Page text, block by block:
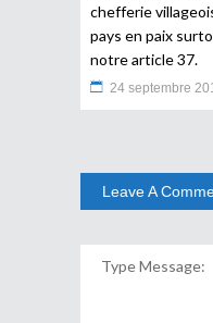
chefferie
pays en paix
notre article 37.
24 septembre
Leave A